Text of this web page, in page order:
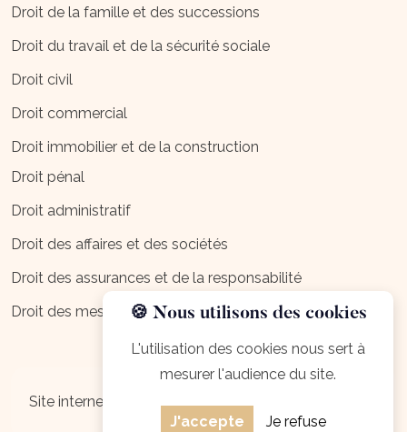
Droit de la famille et des successions
Droit du travail et de la sécurité sociale
Droit civil
Droit commercial
Droit immobilier et de la construction
Droit pénal
Droit administratif
Droit des affaires et des sociétés
Droit des assurances et de la responsabilité
Droit des mesures d'exécution
Site internet créé par
🍪 Nous utilisons des cookies
L'utilisation des cookies nous sert à
mesurer l'audience du site.
J'accepte Je refuse